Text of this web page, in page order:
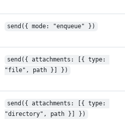
send({ mode: "enqueue" })
send({ attachments: [{ type:
"file", path }] })
send({ attachments: [{ type:
"directory", path }] })